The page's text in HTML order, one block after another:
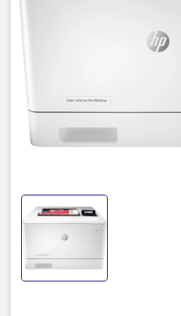
Công nghệ in 2 mặt hiện đại và phù
Máy in HP LaserJet W1Y43A sở hữu
Với công nghệ in 2 mặt này bạn có
Máy in HP LaserJet M454nw
Bên cạnh đó thì chiếc máy in này còn
giấy in khác nhau như: A4, A5, A6,
Màn hình hiển thị in hiện đại cùng thời
chóng
Máy in HP M454nw được trang bị
backlit LCD graphic display hiện đại.
dễ dàng quản lý cũng như thực hiện
lợi hơn bao giờ hết.